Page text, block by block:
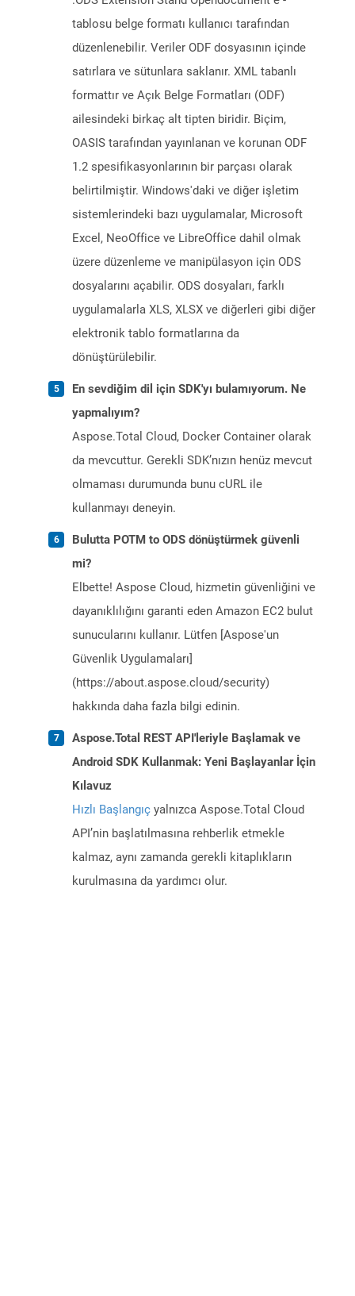
tablosu belge formatı kullanıcı tarafından
düzenlenebilir. Veriler ODF dosyasının içinde
satırlara ve sütunlara saklanır. XML tabanlı
formattır ve Açık Belge Formatları (ODF)
ailesindeki birkaç alt tipten biridir. Biçim,
OASIS tarafından yayınlanan ve korunan ODF
1.2 spesifikasyonlarının bir parçası olarak
belirtilmiştir. Windows'daki ve diğer işletim
sistemlerindeki bazı uygulamalar, Microsoft
Excel, NeoOffice ve LibreOffice dahil olmak
üzere düzenleme ve manipülasyon için ODS
dosyalarını açabilir. ODS dosyaları, farklı
uygulamalarla XLS, XLSX ve diğerleri gibi diğer
elektronik tablo formatlarına da
dönüştürülebilir.
En sevdiğim dil için SDK'yı bulamıyorum. Ne
yapmalıyım?
Aspose.Total Cloud, Docker Container olarak
da mevcuttur. Gerekli SDK’nızın henüz mevcut
olmaması durumunda bunu cURL ile
kullanmayı deneyin.
Bulutta POTM to ODS dönüştürmek güvenli
mi?
Elbette! Aspose Cloud, hizmetin güvenliğini ve
dayanıklılığını garanti eden Amazon EC2 bulut
sunucularını kullanır. Lütfen [Aspose'un
Güvenlik Uygulamaları]
(https://about.aspose.cloud/security)
hakkında daha fazla bilgi edinin.
Aspose.Total REST API'leriyle Başlamak ve
Android SDK Kullanmak: Yeni Başlayanlar İçin
Kılavuz
Hızlı Başlangıç yalnızca Aspose.Total Cloud
API’nin başlatılmasına rehberlik etmekle
kalmaz, aynı zamanda gerekli kitaplıkların
kurulmasına da yardımcı olur.